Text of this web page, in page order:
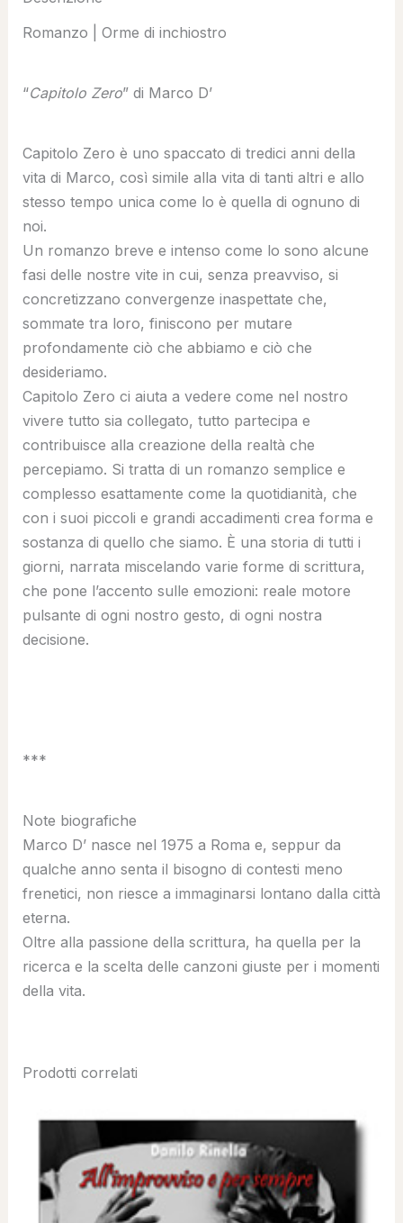
Romanzo | Orme di inchiostro
“Capitolo Zero” di Marco D’
Capitolo Zero è uno spaccato di tredici anni della
vita di Marco, così simile alla vita di tanti altri e allo
stesso tempo unica come lo è quella di ognuno di
noi.
Un romanzo breve e intenso come lo sono alcune
fasi delle nostre vite in cui, senza preavviso, si
concretizzano convergenze inaspettate che,
sommate tra loro, finiscono per mutare
profondamente ciò che abbiamo e ciò che
desideriamo.
Capitolo Zero ci aiuta a vedere come nel nostro
vivere tutto sia collegato, tutto partecipa e
contribuisce alla creazione della realtà che
percepiamo. Si tratta di un romanzo semplice e
complesso esattamente come la quotidianità, che
con i suoi piccoli e grandi accadimenti crea forma e
sostanza di quello che siamo. È una storia di tutti i
giorni, narrata miscelando varie forme di scrittura,
che pone l’accento sulle emozioni: reale motore
pulsante di ogni nostro gesto, di ogni nostra
decisione.
***
Note biografiche
Marco D’ nasce nel 1975 a Roma e, seppur da
qualche anno senta il bisogno di contesti meno
frenetici, non riesce a immaginarsi lontano dalla città
eterna.
Oltre alla passione della scrittura, ha quella per la
ricerca e la scelta delle canzoni giuste per i momenti
della vita.
Prodotti correlati